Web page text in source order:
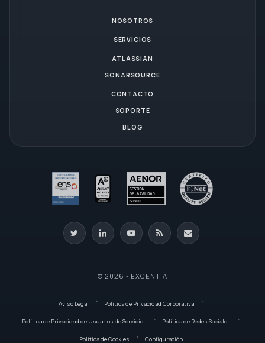
NOSOTROS
SERVICIOS
ATLASSIAN
SONARSOURCE
CONTACTO
SOPORTE
BLOG
© 2026 - EXCENTIA
Aviso Legal Política de Privacidad Corporativa
Política de Privacidad de Usuarios de Servicios Política de Redes Sociales
Política de Cookies Configuración